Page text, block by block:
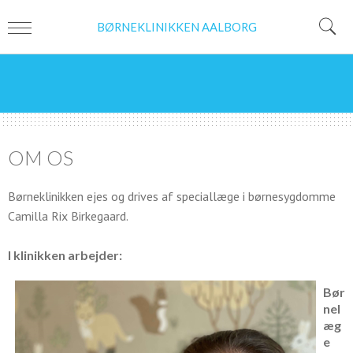
BØRNEKLINIKKEN AALBORG
OM OS
Børneklinikken ejes og drives af speciallæge i børnesygdomme
Camilla Rix Birkegaard.
I klinikken arbejder:
Bør
nel
æg
e